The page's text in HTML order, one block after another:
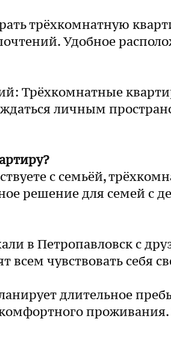
трёхкомнатную
Удобное
Трёхкомнатные
личным
с семьёй,
решение для семей с
в Петропавловск с
чувствовать себя
длительное